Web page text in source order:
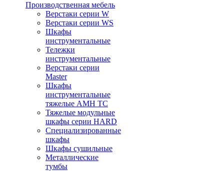
Производственная мебель
Верстаки серии W
Верстаки серии WS
Шкафы
инструментальные
Тележки
инструментальные
Верстаки серии
Master
Шкафы
инструментальные
тяжелые AMH TC
Тяжелые модульные
шкафы серии HARD
Cпециализированные
шкафы
Шкафы сушильные
Металлические
тумбы